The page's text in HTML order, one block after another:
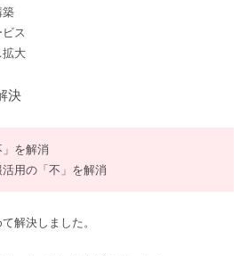
築
ビス
拡大
決
」を解消
用の「不」を解消
解決しました。